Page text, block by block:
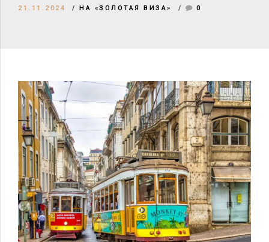
21.11.2024 НА «ЗОЛОТАЯ ВИЗА» 0